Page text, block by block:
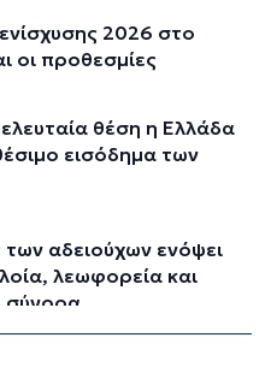
2026 στο
οι προθεσμίες
θέση η Ελλάδα
εισόδημα των
αδειούχων ενόψει
λεωφορεία και
σύνορα